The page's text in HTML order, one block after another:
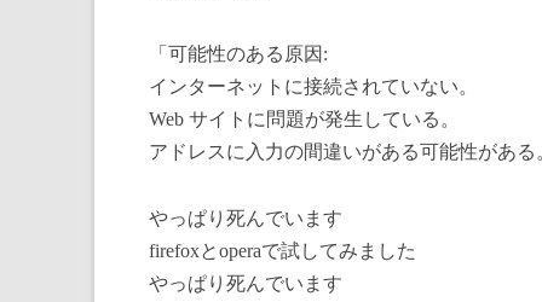
「可能性のある原因:
インターネットに接続されていない。
Web サイトに問題が発生している。
アドレスに入力の間違いがある可能性がある
やっぱり死んでいます
firefoxとoperaで試してみました
やっぱり死んでいます